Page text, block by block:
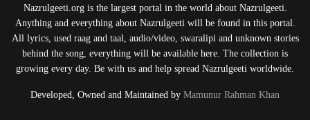
Nazrulgeeti.org is the largest portal in the world about Nazrulgeeti.
Anything and everything about Nazrulgeeti will be found in this portal.
All lyrics, used raag and taal, audio/video, swaralipi and unknown stories
behind the song, everything will be available here. The collection is
growing every day. Be with us and help spread Nazrulgeeti worldwide.
Developed, Owned and Maintained by Mamunur Rahman Khan